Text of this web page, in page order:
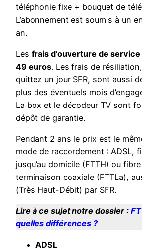
téléphonie fixe + bouquet de
L’abonnement est soumis à un
an.
Les frais d’ouverture de
49 euros. Les frais de
quittez un jour SFR, sont aussi
plus des éventuels mois
La box et le décodeur TV sont
dépôt de garantie.
Pendant 2 ans le prix est le
mode de raccordement : ADSL,
jusqu’au domicile (FTTH) ou
terminaison coaxiale (FTTLa),
(Très Haut-Débit) par SFR.
Lire à ce sujet notre dossier :
quelles différences ?
ADSL